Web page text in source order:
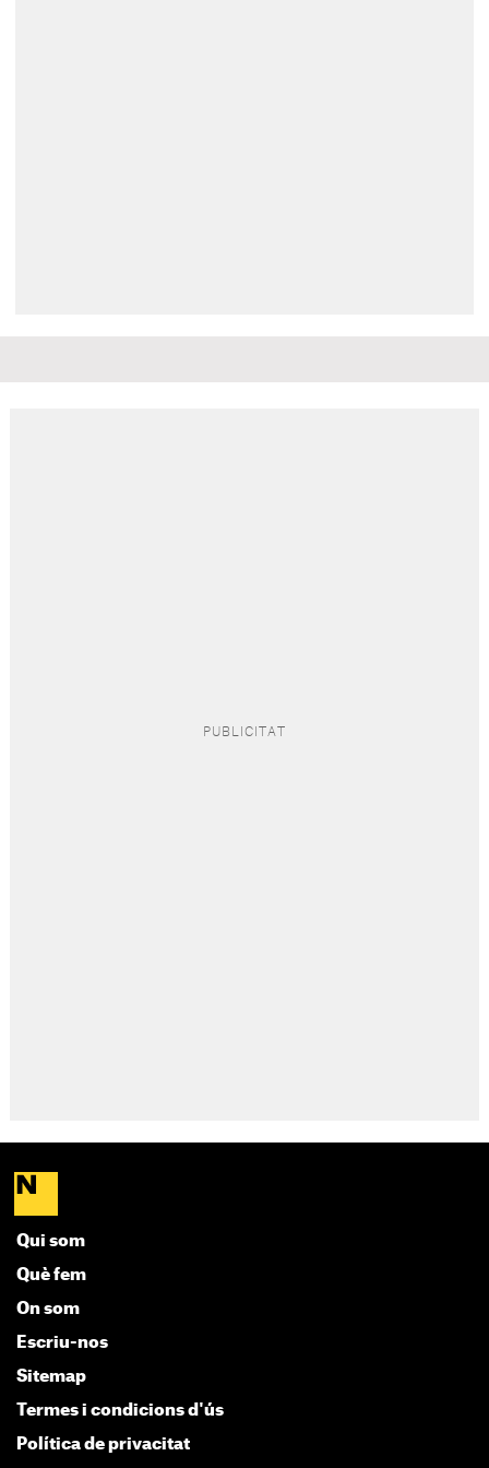
Qui som
Què fem
On som
Escriu-nos
Sitemap
Termes i condicions d'ús
Política de privacitat